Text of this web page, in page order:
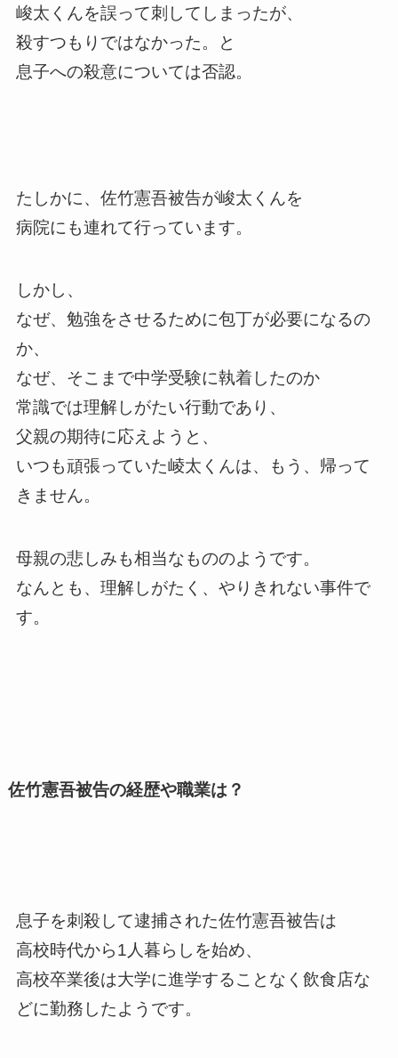
峻太くんを誤って刺してしまったが、
殺すつもりではなかった。と
息子への殺意については否認。
たしかに、佐竹憲吾被告が峻太くんを
病院にも連れて行っています。
しかし、
なぜ、勉強をさせるために包丁が必要になるの
か、
なぜ、そこまで中学受験に執着したのか
常識では理解しがたい行動であり、
父親の期待に応えようと、
いつも頑張っていた崚太くんは、もう、帰って
きません。
母親の悲しみも相当なもののようです。
なんとも、理解しがたく、やりきれない事件で
す。
佐竹憲吾被告の経歴や職業は？
息子を刺殺して逮捕された佐竹憲吾被告は
高校時代から1人暮らしを始め、
高校卒業後は大学に進学することなく飲食店な
どに勤務したようです。